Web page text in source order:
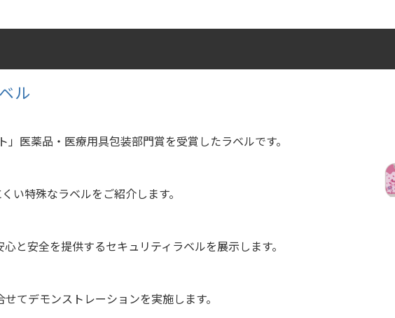
ル
医薬品・医療用具包装部門賞を受賞したラベルです。
特殊なラベルをご紹介します。
と安全を提供するセキュリティラベルを展示します。
てデモンストレーションを実施します。